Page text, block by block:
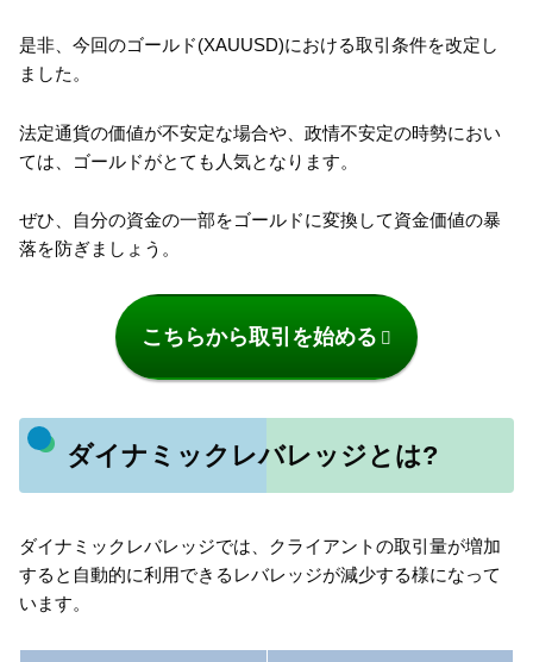
是非、今回のゴールド(XAUUSD)における取引条件を改定し
ました。
法定通貨の価値が不安定な場合や、政情不安定の時勢におい
ては、ゴールドがとても人気となります。
ぜひ、自分の資金の一部をゴールドに変換して資金価値の暴
落を防ぎましょう。
こちらから取引を始める
ダイナミックレバレッジとは?
ダイナミックレバレッジでは、クライアントの取引量が増加
すると自動的に利用できるレバレッジが減少する様になって
います。